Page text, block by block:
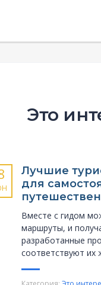
Это
Лучшие
для
Вместе с гидом
маршруты, и
разработанные
соответствуют их